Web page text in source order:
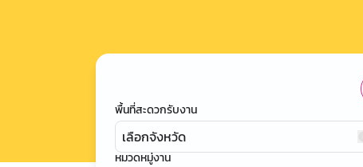
พื้นที่สะดวกรับงาน
เลือกจังหวัด
หมวดหมู่งาน